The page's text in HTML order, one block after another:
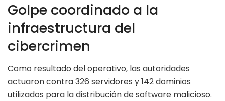
Golpe coordinado a la
infraestructura del
cibercrimen
Como resultado del operativo, las autoridades
actuaron contra 326 servidores y 142 dominios
utilizados para la distribución de software malicioso.